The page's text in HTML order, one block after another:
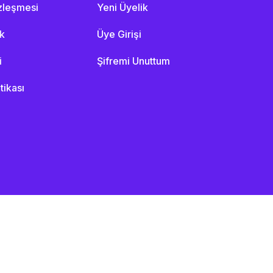
Yeni Üyelik
Üye Girişi
Şifremi Unuttum